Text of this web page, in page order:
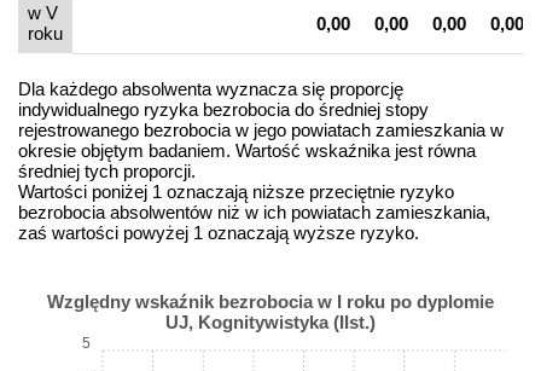
w V
roku
0,00 0,00 0,00 0,00
Dla każdego absolwenta wyznacza się proporcję
indywidualnego ryzyka bezrobocia do średniej stopy
rejestrowanego bezrobocia w jego powiatach zamieszkania w
okresie objętym badaniem. Wartość wskaźnika jest równa
średniej tych proporcji.
Wartości poniżej 1 oznaczają niższe przeciętnie ryzyko
bezrobocia absolwentów niż w ich powiatach zamieszkania,
zaś wartości powyżej 1 oznaczają wyższe ryzyko.
Względny wskaźnik bezrobocia w I roku po dyplomie
UJ, Kognitywistyka (IIst.)
5